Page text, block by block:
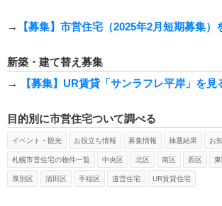
→ 【募集】市営住宅（2025年2月短期募集）
新築・建て替え募集
→
【募集】UR賃貸「サンラフレ平岸」を見
目的別に市営住宅ついて調べる
イベント・観光 お役立ち情報 募集情報 抽選結果 お
札幌市営住宅の物件一覧 中央区 北区 南区 西区
厚別区 清田区 手稲区 道営住宅 UR賃貸住宅